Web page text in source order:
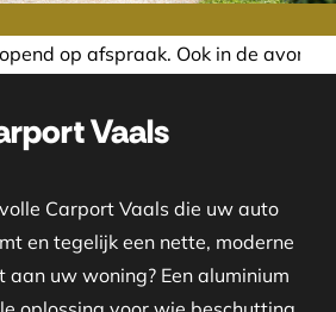
Ook in de avond of in het
Vaals
Carport Vaals die uw auto
en tegelijk een nette, moderne
uw woning? Een aluminium